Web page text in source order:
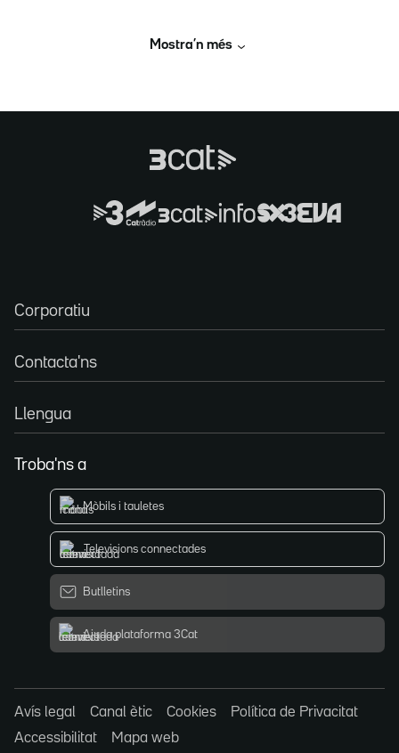
Mostra’n més
Corporatiu
Contacta'ns
Llengua
Troba'ns a
Mòbils i tauletes
Televisions connectades
Butlletins
Ajuda plataforma 3Cat
Avís legal Canal ètic Cookies
Política de Privacitat
Accessibilitat
Mapa web